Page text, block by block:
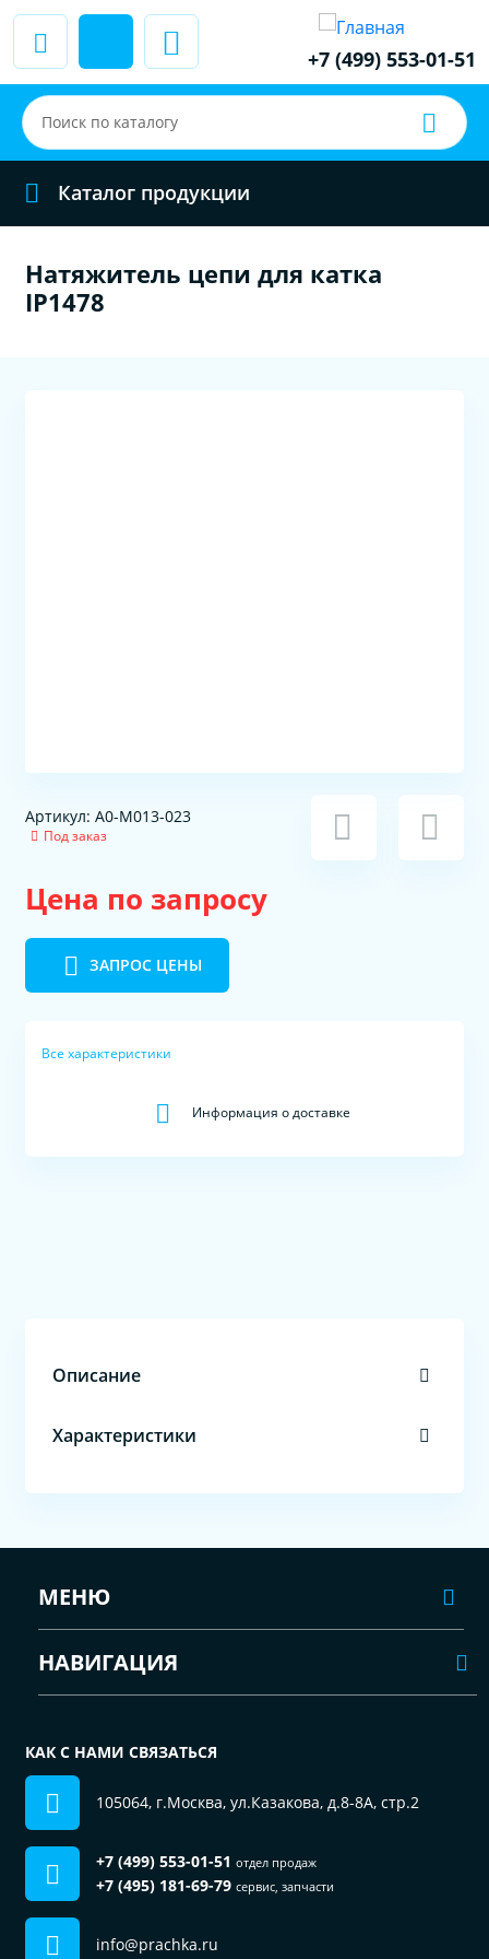
+7 (499) 553-01-51
Каталог продукции
Натяжитель цепи для катка
IP1478
Артикул: A0-M013-023
Под заказ
Цена по запросу
ЗАПРОС ЦЕНЫ
Все характеристики
Информация о доставке
Описание
Характеристики
МЕНЮ
НАВИГАЦИЯ
КАК С НАМИ СВЯЗАТЬСЯ
105064, г.Москва, ул.Казакова, д.8-8А, стр.2
+7 (499) 553-01-51 отдел продаж
+7 (495) 181-69-79 сервис, запчасти
info@prachka.ru